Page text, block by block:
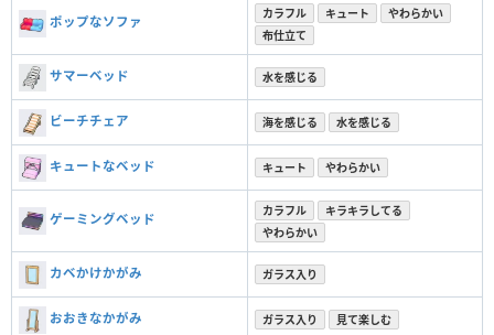
ポップなソファ
カラフル キュート
やわらかい
布仕立て
サマーベッド 水を感じる
ビーチチェア 海を感じる 水を感じる
キュートなベッド キュート やわらかい
ゲーミングベッド
カラフル
キラキラしてる
やわらかい
カベかけかがみ ガラス入り
おおきなかがみ ガラス入り 見て楽しむ